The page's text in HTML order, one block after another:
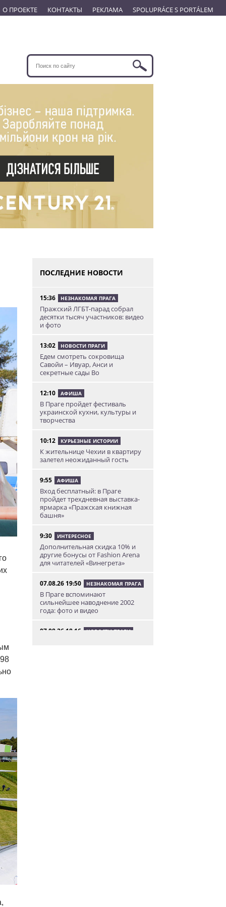
О ПРОЕКТЕ КОНТАКТЫ РЕКЛАМА SPOLUPRÁCE S PORTÁLEM
ПОСЛЕДНИЕ НОВОСТИ
15:36 НЕЗНАКОМАЯ ПРАГА
Пражский ЛГБТ-парад собрал
десятки тысяч участников: видео
и фото
13:02 НОВОСТИ ПРАГИ
Едем смотреть сокровища
Савойи – Ивуар, Анси и
секретные сады Во
12:10 АФИША
В Праге пройдет фестиваль
украинской кухни, культуры и
творчества
10:12 КУРЬЕЗНЫЕ ИСТОРИИ
К жительнице Чехии в квартиру
залетел неожиданный гость
9:55 АФИША
Вход бесплатный: в Праге
пройдет трехдневная выставка-
ярмарка «Пражская книжная
башня»
9:30 ИНТЕРЕСНОЕ
Дополнительная скидка 10% и
другие бонусы от Fashion Arena
для читателей «Винегрета»
07.08.26 19:50 НЕЗНАКОМАЯ ПРАГА
В Праге вспоминают
сильнейшее наводнение 2002
года: фото и видео
07.08.26 18:16 НОВОСТИ ПРАГИ